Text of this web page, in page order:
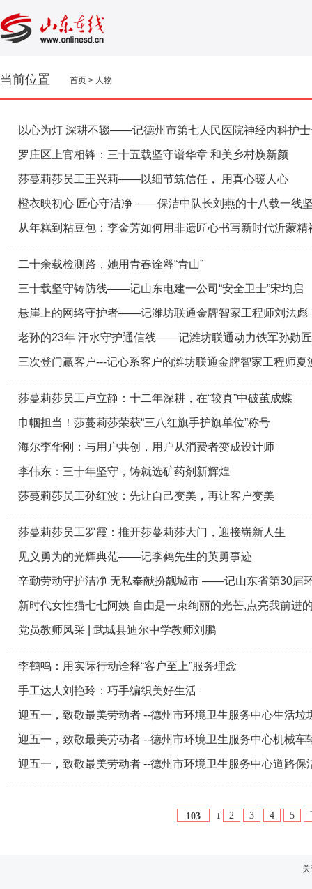
当前位置 首页 > 人物
以心为灯 深耕不辍——记德州市第七人民医院神经内科护
罗庄区上官相锋：三十五载坚守谱华章 和美乡村焕新颜
莎蔓莉莎员工王兴莉——以细节筑信任， 用真心暖人心
橙衣映初心 匠心守洁净 ——保洁中队长刘燕的十八载一线
从年糕到粘豆包：李金芳如何用非遗匠心书写新时代沂蒙精
二十余载检测路，她用青春诠释“青山”
三十载坚守铸防线——记山东电建一公司“安全卫士”宋均启
悬崖上的网络守护者——记潍坊联通金牌智家工程师刘法彪
老孙的23年 汗水守护通信线——记潍坊联通动力铁军孙勋
三次登门赢客户---记心系客户的潍坊联通金牌智家工程师夏
莎蔓莉莎员工卢立静：十二年深耕，在“较真”中破茧成蝶
巾帼担当！莎蔓莉莎荣获“三八红旗手护旗单位”称号
海尔李华刚：与用户共创，用户从消费者变成设计师
李伟东：三十年坚守，铸就选矿药剂新辉煌
莎蔓莉莎员工孙红波：先让自己变美，再让客户变美
莎蔓莉莎员工罗霞：推开莎蔓莉莎大门，迎接崭新人生
见义勇为的光辉典范——记李鹤先生的英勇事迹
辛勤劳动守护洁净 无私奉献扮靓城市 ——记山东省第30届
新时代女性猫七七阿姨 自由是一束绚丽的光芒,点亮我前进
党员教师风采 | 武城县迪尔中学教师刘鹏
李鹤鸣：用实际行动诠释“客户至上”服务理念
手工达人刘艳玲：巧手编织美好生活
迎五一，致敬最美劳动者 --德州市环境卫生服务中心生活垃
迎五一，致敬最美劳动者 --德州市环境卫生服务中心机械车
迎五一，致敬最美劳动者 --德州市环境卫生服务中心道路保
103 1 2 3 4 5